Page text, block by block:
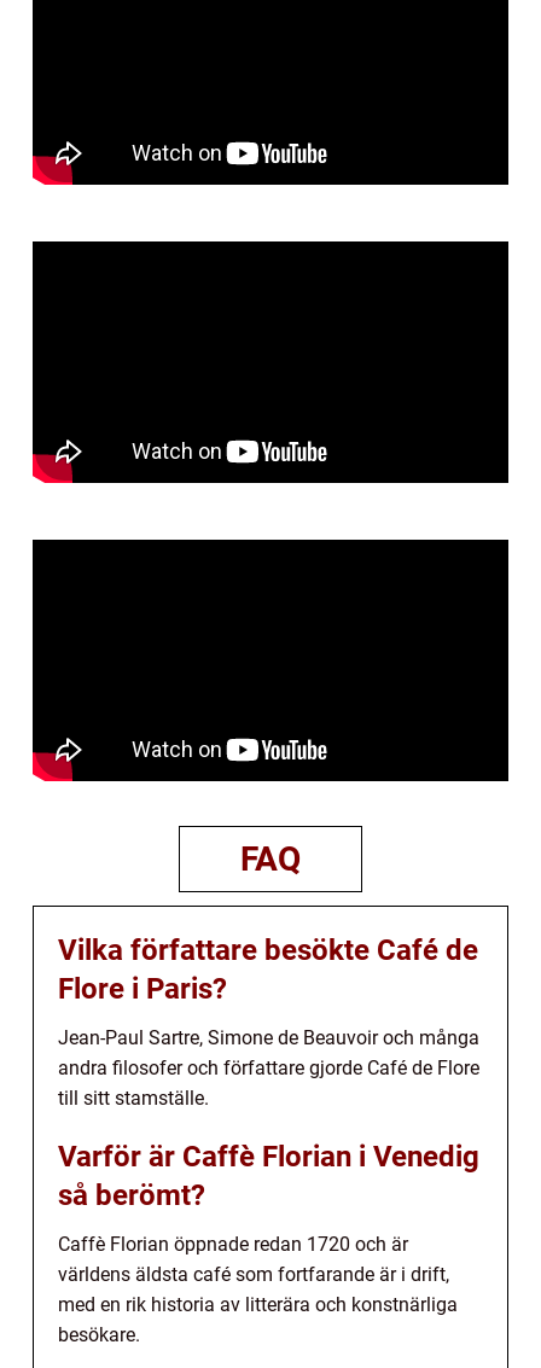
FAQ
Vilka författare besökte Café de
Flore i Paris?
Jean-Paul Sartre, Simone de Beauvoir och många
andra filosofer och författare gjorde Café de Flore
till sitt stamställe.
Varför är Caffè Florian i Venedig
så berömt?
Caffè Florian öppnade redan 1720 och är
världens äldsta café som fortfarande är i drift,
med en rik historia av litterära och konstnärliga
besökare.